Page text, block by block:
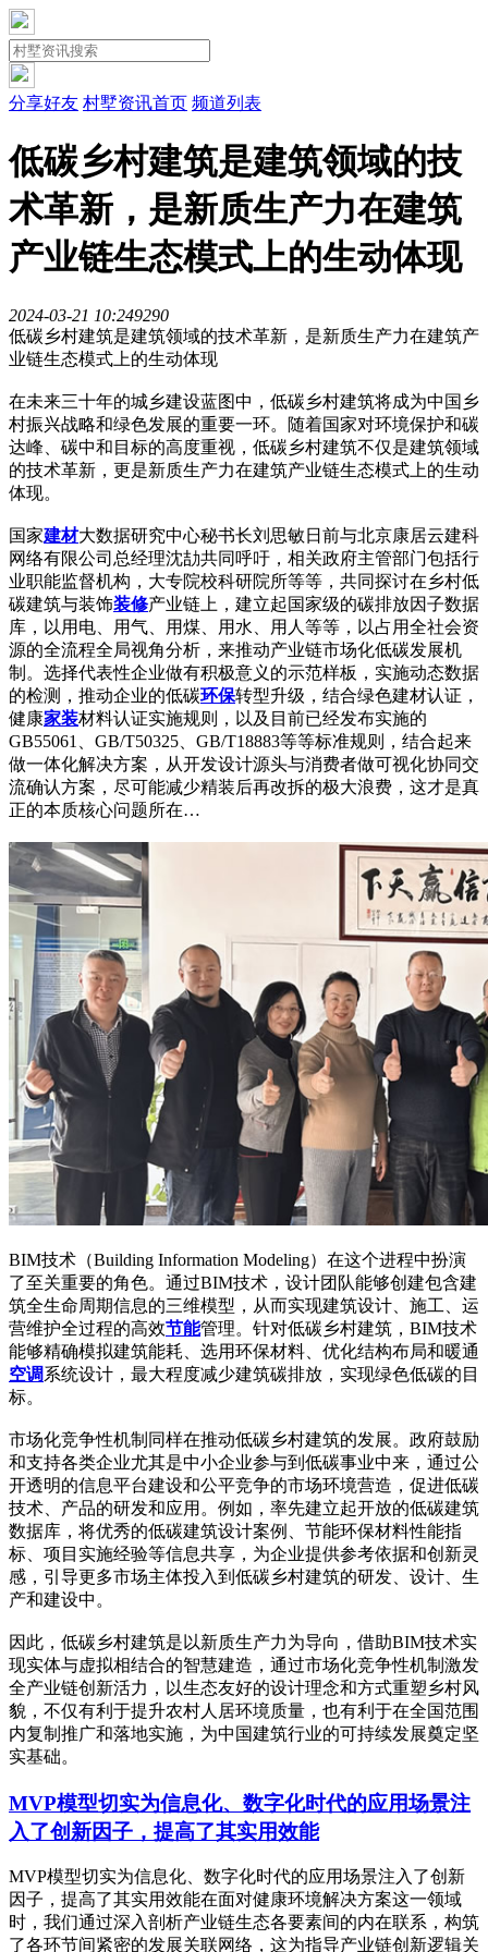
分享好友 村墅资讯首页 频道列表
低碳乡村建筑是建筑领域的技
术革新，是新质生产力在建筑
产业链生态模式上的生动体现
2024-03-21 10:249290
低碳乡村建筑是建筑领域的技术革新，是新质生产力在建筑产
业链生态模式上的生动体现
在未来三十年的城乡建设蓝图中，低碳乡村建筑将成为中国乡
村振兴战略和绿色发展的重要一环。随着国家对环境保护和碳
达峰、碳中和目标的高度重视，低碳乡村建筑不仅是建筑领域
的技术革新，更是新质生产力在建筑产业链生态模式上的生动
体现。
国家建材大数据研究中心秘书长刘思敏日前与北京康居云建科
网络有限公司总经理沈劼共同呼吁，相关政府主管部门包括行
业职能监督机构，大专院校科研院所等等，共同探讨在乡村低
碳建筑与装饰装修产业链上，建立起国家级的碳排放因子数据
库，以用电、用气、用煤、用水、用人等等，以占用全社会资
源的全流程全局视角分析，来推动产业链市场化低碳发展机
制。选择代表性企业做有积极意义的示范样板，实施动态数据
的检测，推动企业的低碳环保转型升级，结合绿色建材认证，
健康家装材料认证实施规则，以及目前已经发布实施的
GB55061、GB/T50325、GB/T18883等等标准规则，结合起来
做一体化解决方案，从开发设计源头与消费者做可视化协同交
流确认方案，尽可能减少精装后再改拆的极大浪费，这才是真
正的本质核心问题所在…
BIM技术（Building Information Modeling）在这个进程中扮演
了至关重要的角色。通过BIM技术，设计团队能够创建包含建
筑全生命周期信息的三维模型，从而实现建筑设计、施工、运
营维护全过程的高效节能管理。针对低碳乡村建筑，BIM技术
能够精确模拟建筑能耗、选用环保材料、优化结构布局和暖通
空调系统设计，最大程度减少建筑碳排放，实现绿色低碳的目
标。
市场化竞争性机制同样在推动低碳乡村建筑的发展。政府鼓励
和支持各类企业尤其是中小企业参与到低碳事业中来，通过公
开透明的信息平台建设和公平竞争的市场环境营造，促进低碳
技术、产品的研发和应用。例如，率先建立起开放的低碳建筑
数据库，将优秀的低碳建筑设计案例、节能环保材料性能指
标、项目实施经验等信息共享，为企业提供参考依据和创新灵
感，引导更多市场主体投入到低碳乡村建筑的研发、设计、生
产和建设中。
因此，低碳乡村建筑是以新质生产力为导向，借助BIM技术实
现实体与虚拟相结合的智慧建造，通过市场化竞争性机制激发
全产业链创新活力，以生态友好的设计理念和方式重塑乡村风
貌，不仅有利于提升农村人居环境质量，也有利于在全国范围
内复制推广和落地实施，为中国建筑行业的可持续发展奠定坚
实基础。
MVP模型切实为信息化、数字化时代的应用场景注
入了创新因子，提高了其实用效能
MVP模型切实为信息化、数字化时代的应用场景注入了创新
因子，提高了其实用效能在面对健康环境解决方案这一领域
时，我们通过深入剖析产业链生态各要素间的内在联系，构筑
了各环节间紧密的发展关联网络，这为指导产业链创新逻辑关